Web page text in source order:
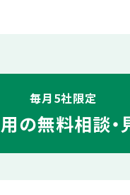
毎月5社限定
の無料相談・